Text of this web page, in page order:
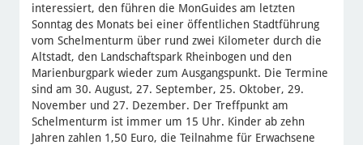
interessiert, den führen die MonGuides am letzten
Sonntag des Monats bei einer öffentlichen Stadtführung
vom Schelmenturm über rund zwei Kilometer durch die
Altstadt, den Landschaftspark Rheinbogen und den
Marienburgpark wieder zum Ausgangspunkt. Die Termine
sind am 30. August, 27. September, 25. Oktober, 29.
November und 27. Dezember. Der Treffpunkt am
Schelmenturm ist immer um 15 Uhr. Kinder ab zehn
Jahren zahlen 1,50 Euro, die Teilnahme für Erwachsene